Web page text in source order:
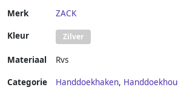
Merk ZACK
Kleur Zilver
Materiaal Rvs
Categorie Handdoekhaken,